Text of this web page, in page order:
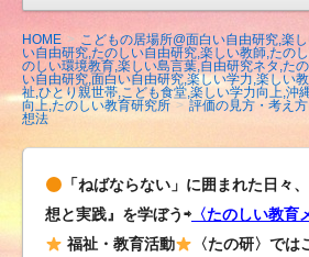
ト
HOME
こどもの居場所@面白い自由研究,楽
い自由研究,たのしい自由研究,楽しい教師,たの
のしい環境教育,楽しい島言葉,自由研究ネタ,た
い自由研究,面白い自由研究,楽しい学力,楽しい
祉,ひとり親世帯,こども食堂,楽しい学力向上,沖
向上,たのしい教育研究所
評価の見方・考え
想法
「ねばならない」に囲まれた日々
想と実践』を学ぼう⇨ 〈たのしい教育
福祉・教育活動
〈たの研〉で